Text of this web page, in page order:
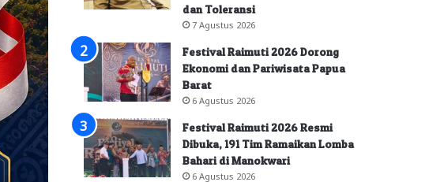
dan Toleransi
7 Agustus 2026
Festival Raimuti 2026 Dorong
Ekonomi dan Pariwisata Papua
Barat
6 Agustus 2026
Festival Raimuti 2026 Resmi
Dibuka, 191 Tim Ramaikan Lomba
Bahari di Manokwari
6 Agustus 2026